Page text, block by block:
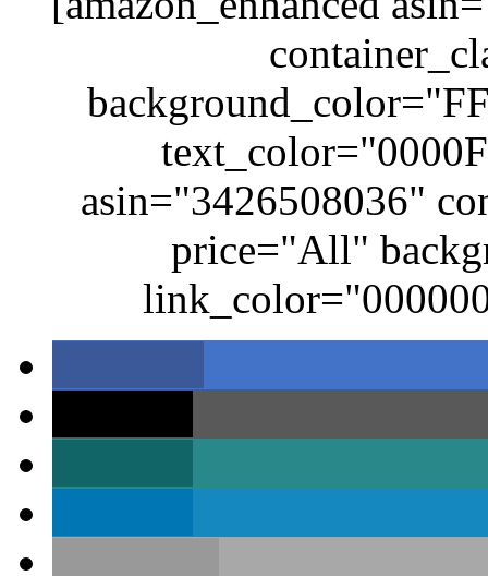
asin="3426508036"
price="All"